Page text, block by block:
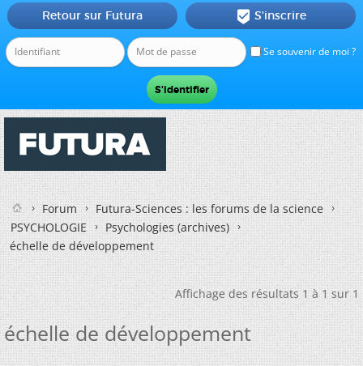
Se souvenir de moi ?
Retour sur Futura  S'inscrire
Forum
Futura-Sciences : les forums de la science
PSYCHOLOGIE
Psychologies (archives)
échelle de développement
Affichage des résultats 1 à 1 sur 1
échelle de développement